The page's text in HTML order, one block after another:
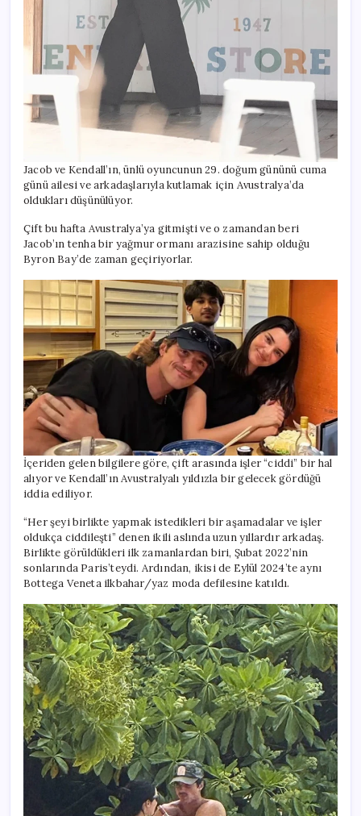
Jacob ve Kendall’ın, ünlü oyuncunun 29. doğum gününü cuma
günü ailesi ve arkadaşlarıyla kutlamak için Avustralya’da
oldukları düşünülüyor.
Çift bu hafta Avustralya’ya gitmişti ve o zamandan beri
Jacob’ın tenha bir yağmur ormanı arazisine sahip olduğu
Byron Bay’de zaman geçiriyorlar.
İçeriden gelen bilgilere göre, çift arasında işler “ciddi” bir hal
alıyor ve Kendall’ın Avustralyalı yıldızla bir gelecek gördüğü
iddia ediliyor.
“Her şeyi birlikte yapmak istedikleri bir aşamadalar ve işler
oldukça ciddileşti” denen ikili aslında uzun yıllardır arkadaş.
Birlikte görüldükleri ilk zamanlardan biri, Şubat 2022’nin
sonlarında Paris’teydi. Ardından, ikisi de Eylül 2024’te aynı
Bottega Veneta ilkbahar/yaz moda defilesine katıldı.